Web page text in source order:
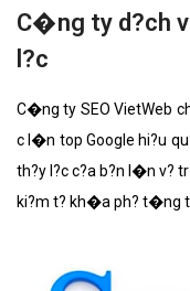
C�ng ty d?ch
l?c
C�ng ty SEO VietWeb
c l�n top Google hi?u
th?y l?c c?a b?n l�n v?
ki?m t? kh�a ph? t�ng